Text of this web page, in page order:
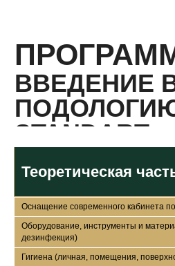
Теоретическая
Оснащение современного кабинета
Оборудование, инструменты и
дезинфекция)
Гигиена (личная, помещения,